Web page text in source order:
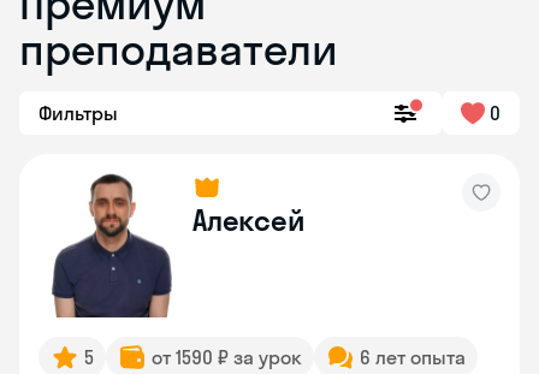
преподаватели
Фильтры 0
Алексей
5 от 1590 ₽ за урок
6 лет опыта